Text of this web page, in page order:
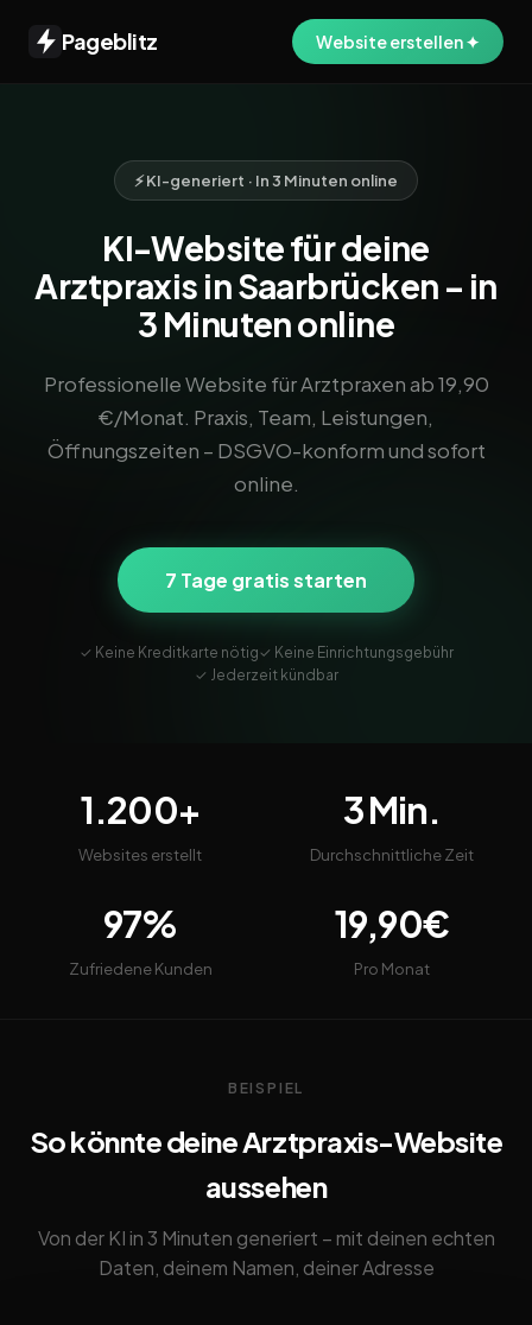
Pageblitz Website erstellen ✦
⚡ KI-generiert · In 3 Minuten online
KI-Website für deine
Arztpraxis in Saarbrücken – in
3 Minuten online
Professionelle Website für Arztpraxen ab 19,90
€/Monat. Praxis, Team, Leistungen,
Öffnungszeiten – DSGVO-konform und sofort
online.
7 Tage gratis starten
✓ Keine Kreditkarte nötig✓ Keine Einrichtungsgebühr
✓ Jederzeit kündbar
1.200+
Websites erstellt
3 Min.
Durchschnittliche Zeit
97%
Zufriedene Kunden
19,90€
Pro Monat
BEISPIEL
So könnte deine Arztpraxis-Website
aussehen
Von der KI in 3 Minuten generiert – mit deinen echten
Daten, deinem Namen, deiner Adresse